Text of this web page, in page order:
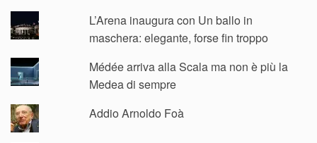
L’Arena inaugura con Un ballo in
maschera: elegante, forse fin troppo
Médée arriva alla Scala ma non è più la
Medea di sempre
Addio Arnoldo Foà